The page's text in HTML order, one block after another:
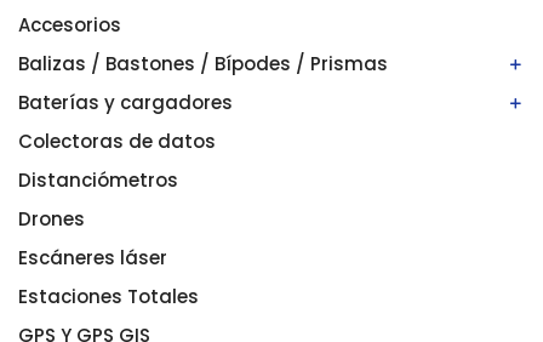
Accesorios
Balizas / Bastones / Bípodes / Prismas
Bastones/balizas
Bípodes
Prismas
Baterías y cargadores
Baterías
Cargadores
Colectoras de datos
Distanciómetros
Drones
Escáneres láser
Estaciones Totales
GPS Y GPS GIS